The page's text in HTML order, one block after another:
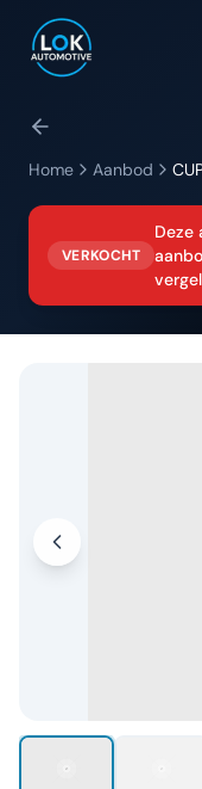
Home Aanbod
VERKOCHT
Deze